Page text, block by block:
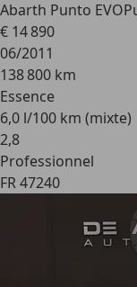
Abarth Punto EVO
€ 14 890
06/2011
138 800 km
Essence
6,0 l/100 km (mixte)
2,8
Professionnel
FR 47240